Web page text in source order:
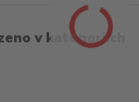
v kategoriích